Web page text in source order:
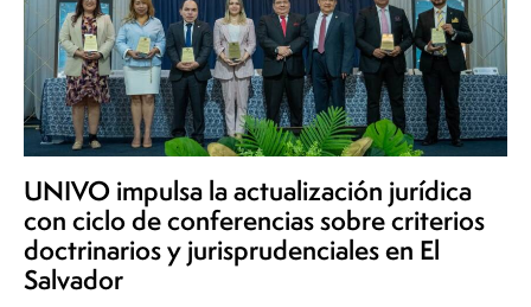
UNIVO impulsa la actualización jurídica
con ciclo de conferencias sobre criterios
doctrinarios y jurisprudenciales en El
Salvador